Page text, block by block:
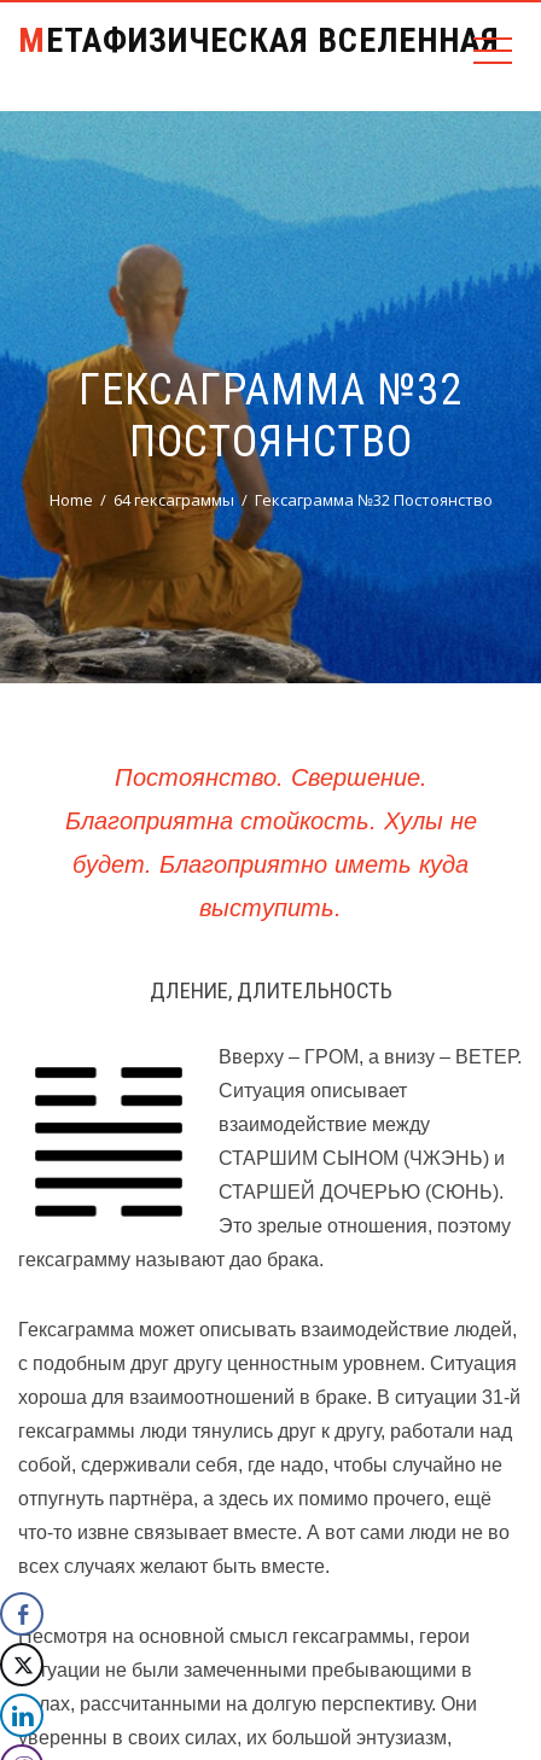
МЕТАФИЗИЧЕСКАЯ ВСЕЛЕННАЯ
ГЕКСАГРАММА №32
ПОСТОЯНСТВО
Home 64 гексаграммы Гексаграмма №32 Постоянство
Постоянство. Свершение.
Благоприятна стойкость. Хулы не
будет. Благоприятно иметь куда
выступить.
ДЛЕНИЕ, ДЛИТЕЛЬНОСТЬ
Вверху – ГРОМ, а внизу – ВЕТЕР.
Ситуация описывает
взаимодействие между
СТАРШИМ СЫНОМ (ЧЖЭНЬ) и
СТАРШЕЙ ДОЧЕРЬЮ (СЮНЬ).
Это зрелые отношения, поэтому
гексаграмму называют дао брака.
Гексаграмма может описывать взаимодействие людей,
с подобным друг другу ценностным уровнем. Ситуация
хороша для взаимоотношений в браке. В ситуации 31-й
гексаграммы люди тянулись друг к другу, работали над
собой, сдерживали себя, где надо, чтобы случайно не
отпугнуть партнёра, а здесь их помимо прочего, ещё
что-то извне связывает вместе. А вот сами люди не во
всех случаях желают быть вместе.
Несмотря на основной смысл гексаграммы, герои
ситуации не были замеченными пребывающими в
делах, рассчитанными на долгую перспективу. Они
уверенны в своих силах, их большой энтузиазм,